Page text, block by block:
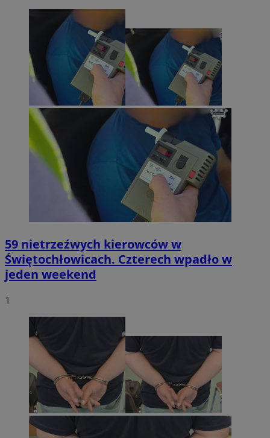
59 nietrzeźwych kierowców w
Świętochłowicach. Czterech wpadło w
jeden weekend
1